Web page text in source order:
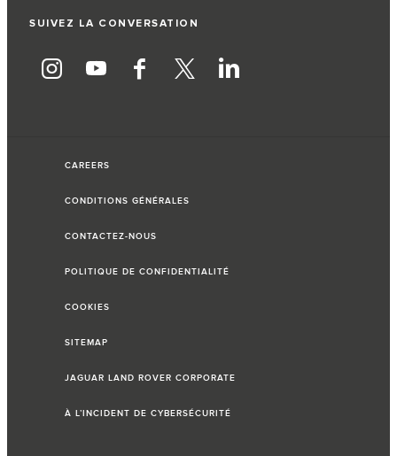
SUIVEZ LA CONVERSATION
CAREERS
CONDITIONS GÉNÉRALES
CONTACTEZ-NOUS
POLITIQUE DE CONFIDENTIALITÉ
COOKIES
SITEMAP
JAGUAR LAND ROVER CORPORATE
À L’INCIDENT DE CYBERSÉCURITÉ